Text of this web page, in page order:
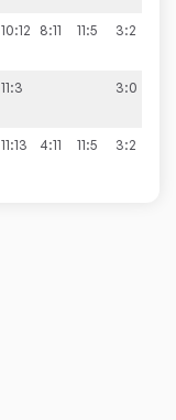
10:12 8:11 11:5 3:2
11:3 3:0
11:13 4:11 11:5 3:2